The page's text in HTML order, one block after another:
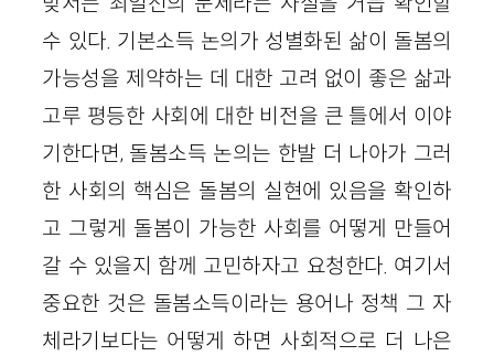
수 있다. 기본소득 논의가 성별화된 삶이 돌봄의
가능성을 제약하는 데 대한 고려 없이 좋은 삶과
고루 평등한 사회에 대한 비전을 큰 틀에서 이야
기한다면, 돌봄소득 논의는 한발 더 나아가 그러
한 사회의 핵심은 돌봄의 실현에 있음을 확인하
고 그렇게 돌봄이 가능한 사회를 어떻게 만들어
갈 수 있을지 함께 고민하자고 요청한다. 여기서
중요한 것은 돌봄소득이라는 용어나 정책 그 자
체라기보다는 어떻게 하면 사회적으로 더 나은